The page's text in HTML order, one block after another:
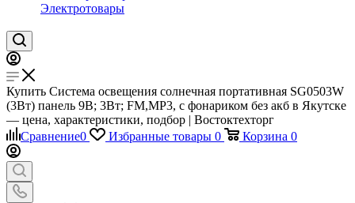
Электротовары
Купить Система освещения солнечная портативная SG0503W
(3Вт) панель 9В; 3Вт; FM,MP3, с фонариком без акб в Якутске
— цена, характеристики, подбор | Востоктехторг
Сравнение0 Избранные товары 0 Корзина 0